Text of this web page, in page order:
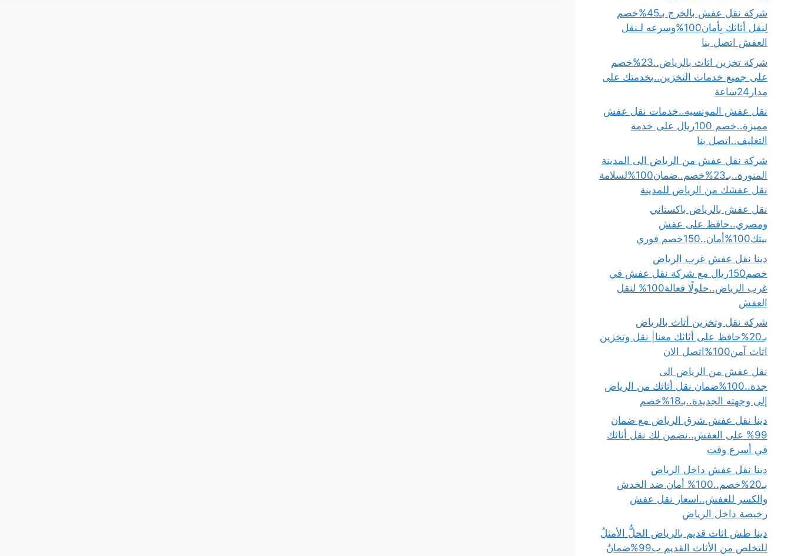
شركة نقل عفش بالخرج بـ45%خصم
لِنقل أثاثك بِأمان100%وسرعه لـنقل
العفش اتصل بنا
شركة تخزين اثاث بالرياض..23%خصم
على جميع خدمات التخزين..بخدمتك على
مدار24ساعة
نقل عفش المونسيه..خدمات نقل عفش
مميزة..خصم 100ريال على خدمة
التغليف..اتصل بنا
شركة نقل عفش من الرياض الى المدينة
المنورة..بـ23%خصم..ضمان100%لسلامة
نقل عفشك من الرياض للمدينة
نقل عفش بالرياض باكستاني
ومصري..حافظ على عفش
بيتك100%أمان..150خصم فوري
دينا نقل عفش غرب الرياض
خصم150ريال مع شركة نقل عفش في
غرب الرياض..حلولًا فعالة100% لنقل
العفش
شركة نقل وتخزين أثاث بالرياض
بـ20%حافظ على أثاثك معنا| نقل وتخزين
اثاث آمن100%اتصل الان
نقل عفش من الرياض الى
جدة..100%ضمان نقل أثاثك من الرياض
إلى وجهته الجديدة..بـ18%خصم
دينا نقل عفش شرق الرياض مع ضمان
99% على العفش..نضمن لك نقل أثاثك
في أسرع وقت
دينا نقل عفش داخل الرياض
بـ20%خصم..100% أمان ضد الخدش
والكسر للعفش..اسعار نقل عفش
رخيصة داخل الرياض
دينا طش اثاث قديم بالرياض الحلُّ الأمثلُ
للتخلص من الأثاث القديم ب99%ضمانُ